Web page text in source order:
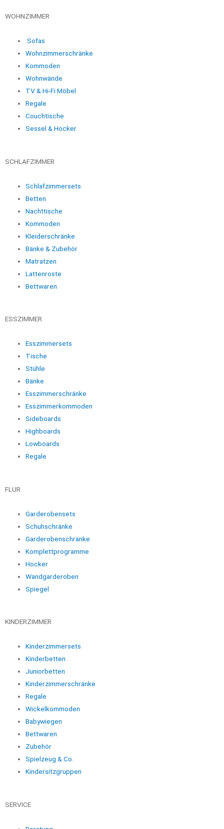
WOHNZIMMER
Sofas
Wohnzimmerschränke
Kommoden
Wohnwände
TV & Hi-Fi Möbel
Regale
Couchtische
Sessel & Hocker
SCHLAFZIMMER
Schlafzimmersets
Betten
Nachttische
Kommoden
Kleiderschränke
Bänke & Zubehör
Matratzen
Lattenroste
Bettwaren
ESSZIMMER
Esszimmersets
Tische
Stühle
Bänke
Esszimmerschränke
Esszimmerkommoden
Sideboards
Highboards
Lowboards
Regale
FLUR
Garderobensets
Schuhschränke
Garderobenschränke
Komplettprogramme
Hocker
Wandgarderoben
Spiegel
KINDERZIMMER
Kinderzimmersets
Kinderbetten
Juniorbetten
Kinderzimmerschränke
Regale
Wickelkommoden
Babywiegen
Bettwaren
Zubehör
Spielzeug & Co.
Kindersitzgruppen
SERVICE